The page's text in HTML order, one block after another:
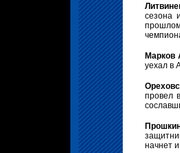
сезона
прошлом
Марков
уехал в
провел
начнет